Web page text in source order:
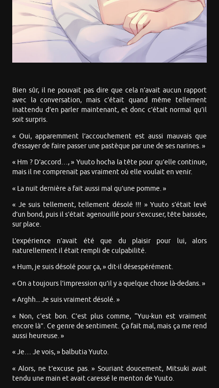
Bien sûr, il ne pouvait pas dire que cela n’avait aucun rapport
avec la conversation, mais c’était quand même tellement
inattendu d’en parler maintenant, et donc c’était normal qu’il
soit surpris.
« Oui, apparemment l’accouchement est aussi mauvais que
d’essayer de faire passer une pastèque par une de ses narines. »
« Hm ? D’accord…, » Yuuto hocha la tête pour qu’elle continue,
mais il ne comprenait pas vraiment où elle voulait en venir.
« La nuit dernière a fait aussi mal qu’une pomme. »
« Je suis tellement, tellement désolé !!! » Yuuto s’était levé
d’un bond, puis il s’était agenouillé pour s’excuser, tête baissée,
sur place.
L’expérience n’avait été que du plaisir pour lui, alors
naturellement il était rempli de culpabilité.
« Hum, je suis désolé pour ça, » dit-il désespérément.
« On a toujours l’impression qu’il y a quelque chose là-dedans. »
« Arghh... Je suis vraiment désolé. »
« Non, c’est bon. C’est plus comme, “Yuu-kun est vraiment
encore là”. Ce genre de sentiment. Ça fait mal, mais ça me rend
aussi heureuse. »
« Je… Je vois, » balbutia Yuuto.
« Alors, ne t’excuse pas. » Souriant doucement, Mitsuki avait
tendu une main et avait caressé le menton de Yuuto.